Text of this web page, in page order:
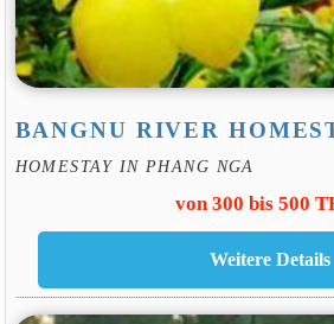
BANGNU RIVER
HOMESTAY IN PHANG NGA
von 300 bis 500